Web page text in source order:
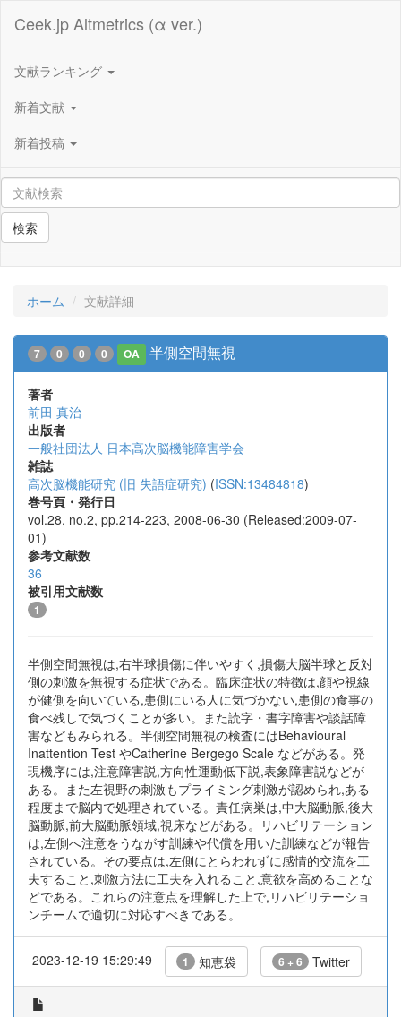
Ceek.jp Altmetrics (α ver.)
文献ランキング
新着文献
新着投稿
検索
ホーム 文献詳細
7 0 0 0 OA 半側空間無視
著者
前田 真治
出版者
一般社団法人 日本高次脳機能障害学会
雑誌
高次脳機能研究 (旧 失語症研究) (ISSN:13484818)
巻号頁・発行日
vol.28, no.2, pp.214-223, 2008-06-30 (Released:2009-07-
01)
参考文献数
36
被引用文献数
1
半側空間無視は,右半球損傷に伴いやすく,損傷大脳半球と反対
側の刺激を無視する症状である。臨床症状の特徴は,顔や視線
が健側を向いている,患側にいる人に気づかない,患側の食事の
食べ残しで気づくことが多い。また読字・書字障害や談話障
害などもみられる。半側空間無視の検査にはBehavioural
Inattention Test やCatherine Bergego Scale などがある。発
現機序には,注意障害説,方向性運動低下説,表象障害説などが
ある。また左視野の刺激もプライミング刺激が認められ,ある
程度まで脳内で処理されている。責任病巣は,中大脳動脈,後大
脳動脈,前大脳動脈領域,視床などがある。リハビリテーション
は,左側へ注意をうながす訓練や代償を用いた訓練などが報告
されている。その要点は,左側にとらわれずに感情的交流を工
夫すること,刺激方法に工夫を入れること,意欲を高めることな
どである。これらの注意点を理解した上で,リハビリテーショ
ンチームで適切に対応すべきである。
2023-12-19 15:29:49 1 知恵袋 6 + 6 Twitter